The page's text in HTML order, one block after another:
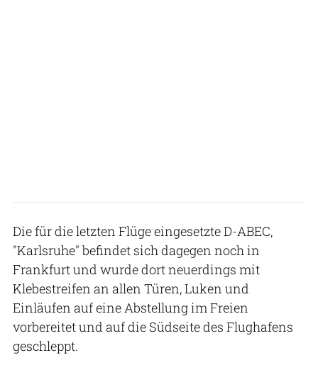
Die für die letzten Flüge eingesetzte D-ABEC,
"Karlsruhe" befindet sich dagegen noch in
Frankfurt und wurde dort neuerdings mit
Klebestreifen an allen Türen, Luken und
Einläufen auf eine Abstellung im Freien
vorbereitet und auf die Südseite des Flughafens
geschleppt.